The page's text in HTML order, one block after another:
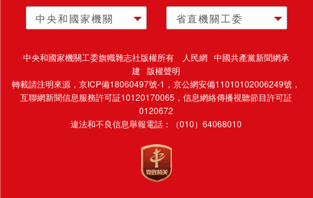
中央和國家機關 省直機關工委
中央和國家機關工委旗幟雜志社版權所有 人民網 中國共產黨新聞網承
建 版權聲明
轉載請注明來源，京ICP備18060497號-1 ，京公網安備11010102006249號，
互聯網新聞信息服務許可証10120170065，信息網絡傳播視聽節目許可証
0120672
違法和不良信息舉報電話：（010）64068010